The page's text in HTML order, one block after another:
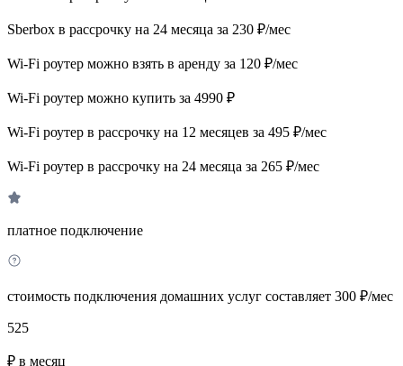
Sberbox в рассрочку на 24 месяца за 230 ₽/мес
Wi-Fi роутер можно взять в аренду за 120 ₽/мес
Wi-Fi роутер можно купить за 4990 ₽
Wi-Fi роутер в рассрочку на 12 месяцев за 495 ₽/мес
Wi-Fi роутер в рассрочку на 24 месяца за 265 ₽/мес
платное подключение
стоимость подключения домашних услуг составляет 300 ₽/мес
525
₽ в месяц